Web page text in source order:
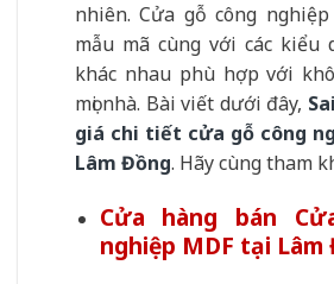
nhiên. Cửa gỗ công
mẫu mã cùng với các kiểu
khác nhau phù hợp với
mọi nhà. Bài viết dưới đây,
giá chi tiết cửa gỗ công
Lâm Đồng. Hãy cùng tham
Cửa hàng bán
nghiệp MDF tại Lâm